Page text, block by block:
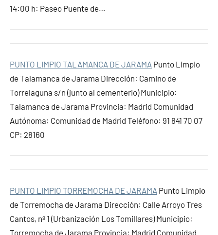
14:00 h: Paseo Puente de…
PUNTO LIMPIO TALAMANCA DE JARAMA Punto Limpio
de Talamanca de Jarama Dirección: Camino de
Torrelaguna s/n (junto al cementerio) Municipio:
Talamanca de Jarama Provincia: Madrid Comunidad
Autónoma: Comunidad de Madrid Teléfono: 91 841 70 07
CP: 28160
PUNTO LIMPIO TORREMOCHA DE JARAMA Punto Limpio
de Torremocha de Jarama Dirección: Calle Arroyo Tres
Cantos, nº 1 (Urbanización Los Tomillares) Municipio:
Torremocha de Jarama Provincia: Madrid Comunidad